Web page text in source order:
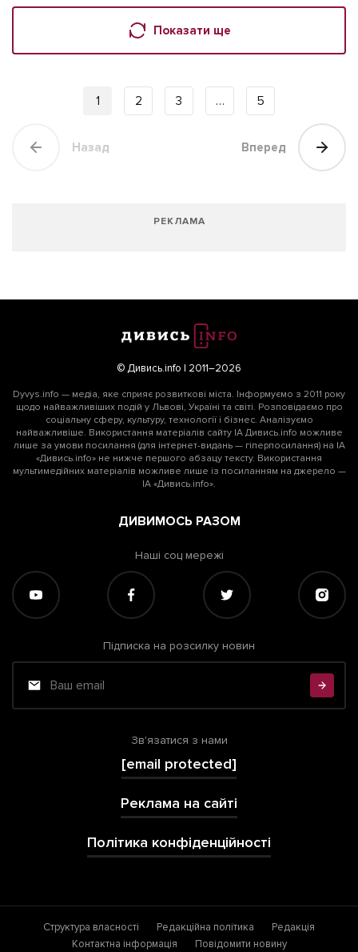
Показати ще
Назад
1 2 3 … 5
Вперед
РЕКЛАМА
© Дивись.info | 2011–2026
Dyvys.info — медіа, яке сприяє розвиткові міста. Інформуємо з 2011 року
щодо найважливіших подій у Львові, Україні та світі. Розповідаємо про
соціальну сферу, культуру, технології і бізнес. Аналізуємо
найважливіше. Використання матеріалів сайту ІА Дивись.info можливе
лише за умови посилання (для інтернет-видань — гіперпосилання) на ІА
«Дивись.info» не нижче першого абзацу тексту. Використання
мультимедійних матеріалів можливе лише із посиланням на джерело —
ІА «Дивись.info».
ДИВИМОСЬ РАЗОМ
Наші соц мережі
Підписка на розсилку новин
Зв'язатися з нами
[email protected]
Реклама на сайті
Політика конфіденційності
Структура власності Редакційна політика
Редакція
Контактна інформація
Повідомити новину